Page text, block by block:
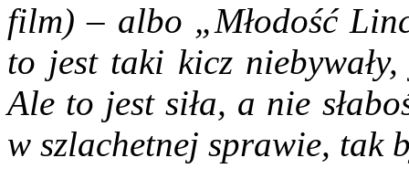
film) – albo „Młodość
to jest taki kicz
Ale to jest siła, a nie
w szlachetnej sprawie, tak